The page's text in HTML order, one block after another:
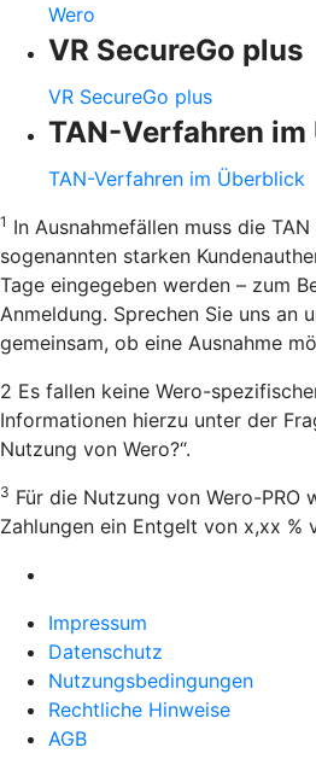
Wero
VR SecureGo plus
VR SecureGo plus
TAN-Verfahren
TAN-Verfahren im Überblick
1 In Ausnahmefällen muss die
sogenannten starken
Tage eingegeben werden – zum
Anmeldung. Sprechen Sie uns an
gemeinsam, ob eine Ausnahme
2 Es fallen keine Wero-
Informationen hierzu unter der
Nutzung von Wero?“.
3 Für die Nutzung von Wero-PRO
Zahlungen ein Entgelt von x,xx %
Impressum
Datenschutz
Nutzungsbedingungen
Rechtliche Hinweise
AGB